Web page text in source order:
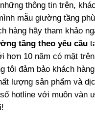
thông tin trên,
mẫu giường tầng
hàng hãy tham khảo
tầng theo yêu cầu
hơn 10 năm có mặt
tôi đảm bảo khách
lượng sản phẩm và
hotline với muôn vàn